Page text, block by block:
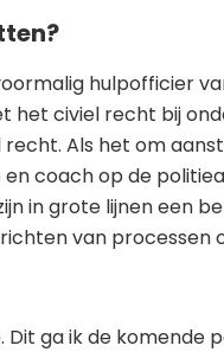
hulpofficier
het civiel recht bij
Als het om
coach op de
in grote lijnen een
van processen
ga ik de komende